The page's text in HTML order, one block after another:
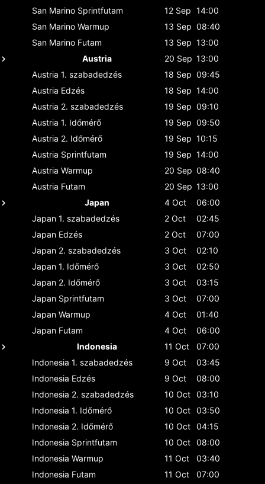
San Marino Sprintfutam 12 Sep 14:00
San Marino Warmup 13 Sep 08:40
San Marino Futam 13 Sep 13:00
Austria
20 Sep 13:00
Austria 1. szabadedzés 18 Sep 09:45
Austria Edzés 18 Sep 14:00
Austria 2. szabadedzés 19 Sep 09:10
Austria 1. Időmérő 19 Sep 09:50
Austria 2. Időmérő 19 Sep 10:15
Austria Sprintfutam 19 Sep 14:00
Austria Warmup 20 Sep 08:40
Austria Futam 20 Sep 13:00
Japan
4 Oct
06:00
Japan 1. szabadedzés 2 Oct
02:45
Japan Edzés 2 Oct
07:00
Japan 2. szabadedzés 3 Oct
02:10
Japan 1. Időmérő 3 Oct
02:50
Japan 2. Időmérő 3 Oct
03:15
Japan Sprintfutam 3 Oct
07:00
Japan Warmup 4 Oct
01:40
Japan Futam 4 Oct
06:00
Indonesia
11 Oct
07:00
Indonesia 1. szabadedzés 9 Oct
03:45
Indonesia Edzés 9 Oct
08:00
Indonesia 2. szabadedzés 10 Oct 03:10
Indonesia 1. Időmérő 10 Oct 03:50
Indonesia 2. Időmérő 10 Oct 04:15
Indonesia Sprintfutam 10 Oct 08:00
Indonesia Warmup 11 Oct
03:40
Indonesia Futam 11 Oct
07:00